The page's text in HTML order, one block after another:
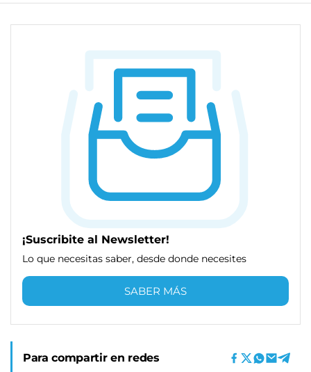
¡Suscribite al Newsletter!
Lo que necesitas saber, desde donde necesites
SABER MÁS
Para compartir en redes